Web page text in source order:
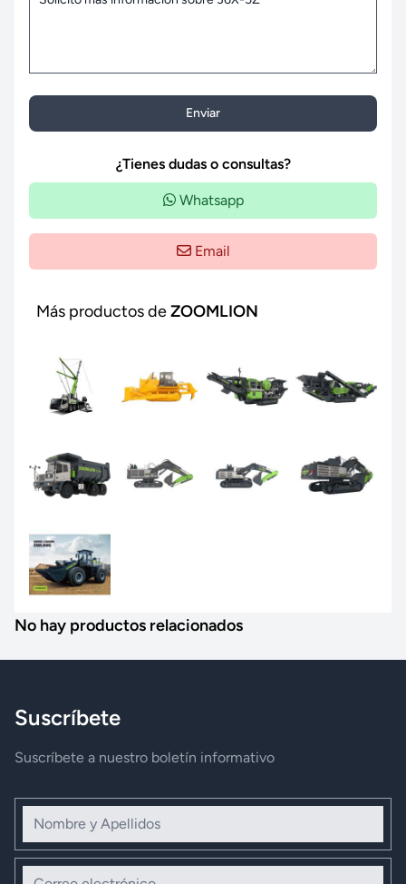
Enviar
¿Tienes dudas o consultas?
Whatsapp
Email
Más productos deZOOMLION
No hay productos relacionados
Suscríbete
Suscríbete a nuestro boletín informativo
Nombre y Apellidos
Correo electrónico